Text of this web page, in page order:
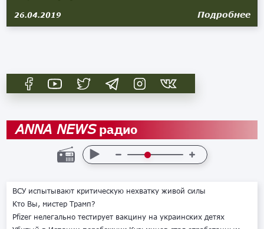
26.04.2019 Подробнее
ANNA NEWSрадио
ВСУ испытывают критическую нехватку живой силы
Кто Вы, мистер Трамп?
Pfizer нелегально тестирует вакцину на украинских детях